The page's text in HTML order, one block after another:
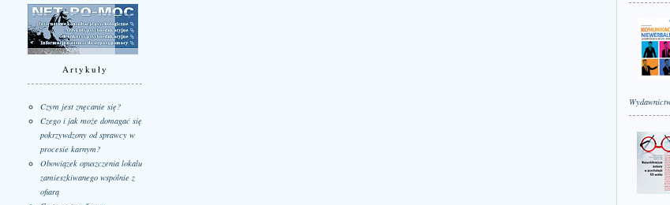
Artykuły
Czym jest znęcanie się?
Czego i jak może domagać się
pokrzywdzony od sprawcy w
procesie karnym?
Obowiązek opuszczenia lokalu
zamieszkiwanego wspólnie z
ofiarą